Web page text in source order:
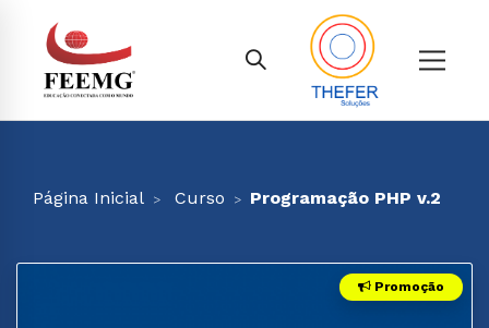
Página Inicial Curso Programação PHP v.2
Promoção